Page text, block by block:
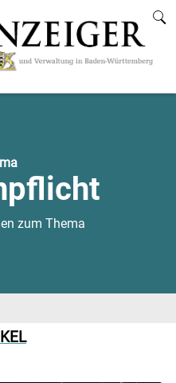
zum Thema